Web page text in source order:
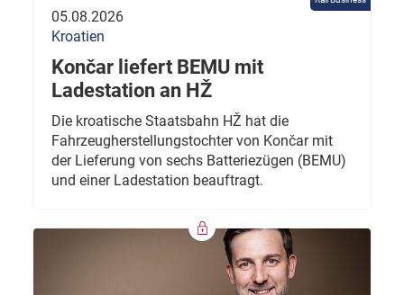
05.08.2026
Kroatien
Končar liefert BEMU mit
Ladestation an HŽ
Die kroatische Staatsbahn HŽ hat die
Fahrzeugherstellungstochter von Končar mit
der Lieferung von sechs Batteriezügen (BEMU)
und einer Ladestation beauftragt.